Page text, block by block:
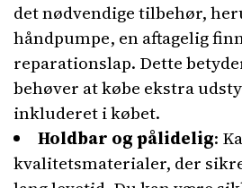
det nødvendige tilbehør,
håndpumpe, en aftagelig
reparationslap. Dette
behøver at købe ekstra
inkluderet i købet.
Holdbar og pålidelig:
kvalitetsmaterialer, der